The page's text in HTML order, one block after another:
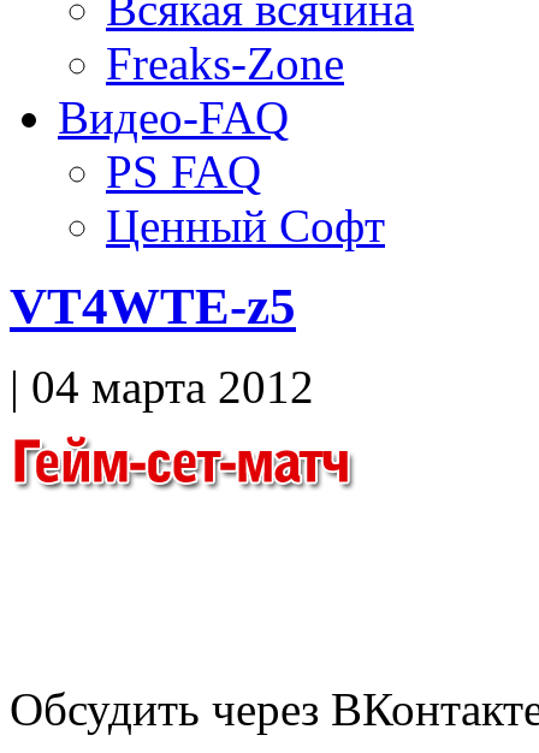
Freaks-Zone
Видео-FAQ
PS FAQ
Ценный Софт
VT4WTE-z5
| 04 марта 2012
Обсудить через